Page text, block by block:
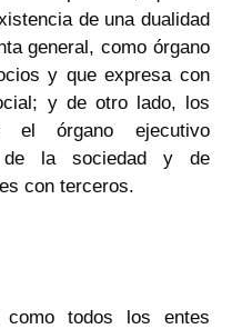
de una dualidad
general, como órgano
y que expresa con
y de otro lado, los
el órgano ejecutivo
de la sociedad y de
con terceros.
como todos los entes